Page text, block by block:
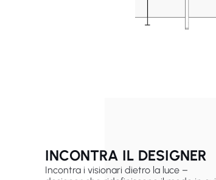
INCONTRA IL DESIGNER
Incontra i visionari dietro la luce –